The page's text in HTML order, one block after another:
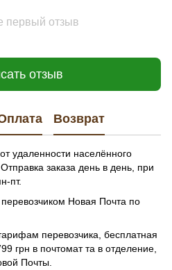
первый отзыв
отзыв
Возврат
удаленности населённого
заказа день в день, при
пт.
Новая Почта по
перевозчика, бесплатная
грн в почтомат та в отделение,
Почты.